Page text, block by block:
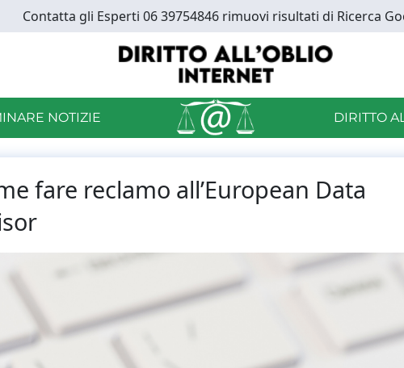
Contatta gli Esperti 06 39754846 rimuovi risultati di Ricerca
NOTIZIE DIRITTO
fare reclamo all’European Data